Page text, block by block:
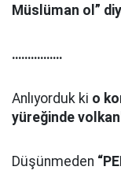
Müslüman ol”
…………….
Anlıyorduk ki o
yüreğinde
Düşünmeden